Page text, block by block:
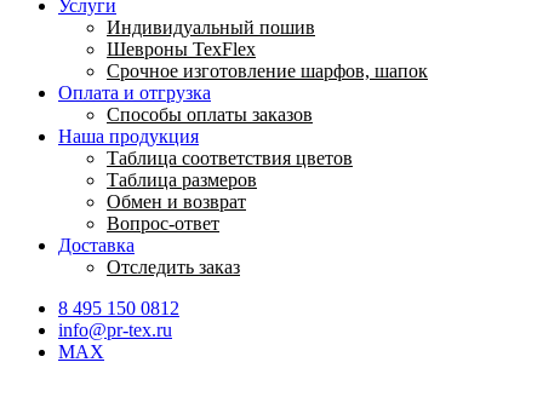
Услуги
Индивидуальный пошив
Шевроны TexFlex
Срочное изготовление шарфов, шапок
Оплата и отгрузка
Способы оплаты заказов
Наша продукция
Таблица соответствия цветов
Таблица размеров
Обмен и возврат
Вопрос-ответ
Доставка
Отследить заказ
8 495 150 0812
info@pr-tex.ru
MAX